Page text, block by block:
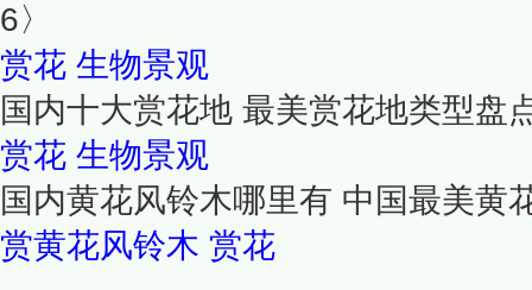
6〉
赏花 生物景观
国内十大赏花地 最美赏花地类型盘
赏花 生物景观
国内黄花风铃木哪里有 中国最美黄
赏黄花风铃木 赏花